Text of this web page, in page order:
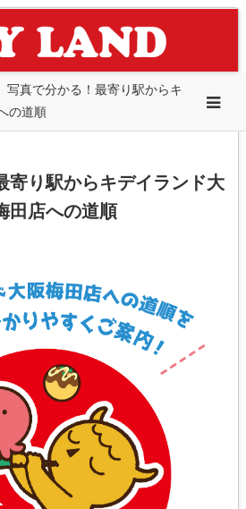
写真で分かる！最寄り駅からキ
の道順
寄り駅からキデイランド大
田店への道順